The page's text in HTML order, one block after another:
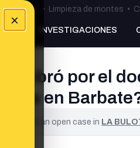
×
Ceuta • Limpieza de montes •
INVESTIGACIONES
cobró por el
en
It is an open case in LA